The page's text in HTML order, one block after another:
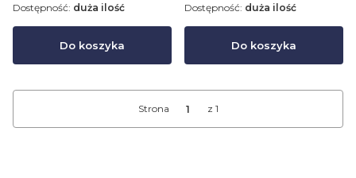
Do koszyka
Dostępność: duża ilość
Do koszyka
Dostępność: duża ilość
Strona z 1